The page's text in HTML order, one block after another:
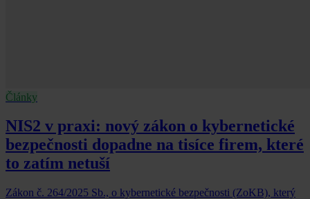
Články
NIS2 v praxi: nový zákon o kybernetické
bezpečnosti dopadne na tisíce firem, které
to zatím netuší
Zákon č. 264/2025 Sb., o kybernetické bezpečnosti (ZoKB), který